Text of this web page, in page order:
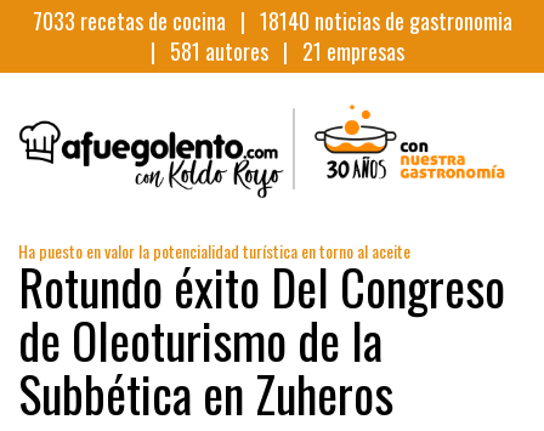
7033 recetas de cocina | 18140 noticias de gastronomia
| 581 autores | 21 empresas
Ha puesto en valor la potencialidad turística en torno al aceite
Rotundo éxito Del Congreso
de Oleoturismo de la
Subbética en Zuheros